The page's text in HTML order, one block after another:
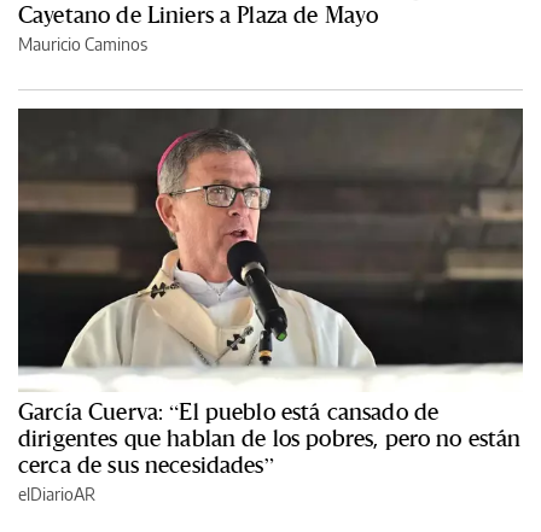
Cayetano de Liniers a Plaza de Mayo
Mauricio Caminos
García Cuerva: “El pueblo está cansado de
dirigentes que hablan de los pobres, pero no están
cerca de sus necesidades”
elDiarioAR